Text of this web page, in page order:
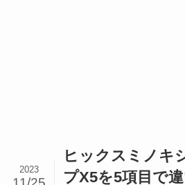
ヒックスミノキ
プX5を5項目で
2023